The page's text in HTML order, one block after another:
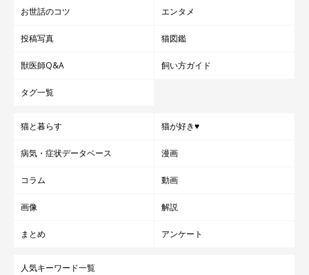
お世話のコツ エンタメ
投稿写真 猫図鑑
獣医師Q&A 飼い方ガイド
タグ一覧
猫と暮らす 猫が好き♥
病気・症状データベース 漫画
コラム 動画
画像 解説
まとめ アンケート
人気キーワード一覧